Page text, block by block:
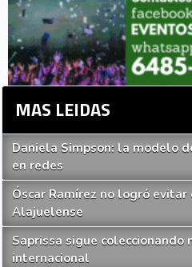
MAS LEIDAS
Daniela Simpson: la modelo
en redes
Óscar Ramírez no logró
Alajuelense
Saprissa sigue coleccionando
internacional